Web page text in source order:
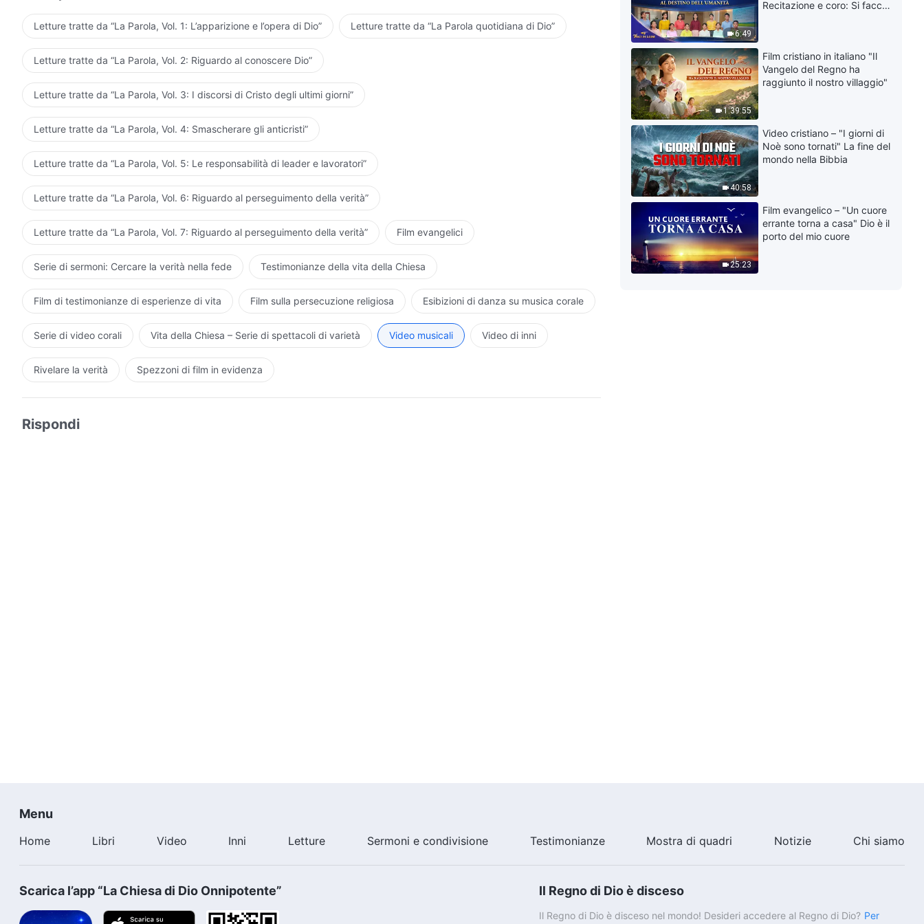
5:42
pentimento del re di Ninive
6:45
Cantico cristiano – Credere in
Dio ma non accettare la verità
significa essere un miscredente
3:40
Cantico cristiano – La prova
della vittoria di Giobbe su Satana
3:31
Cantico cristiano – Più il popolo
di Dio matura, più il gran
dragone rosso collassa
Letture tratte da “La Parola, Vol. 1: L’apparizione e l’opera di Dio” Letture tratte da “La Parola quotidiana di Dio”
Letture tratte da “La Parola, Vol. 2: Riguardo al conoscere Dio”
Letture tratte da “La Parola, Vol. 3: I discorsi di Cristo degli ultimi giorni”
Letture tratte da “La Parola, Vol. 4: Smascherare gli anticristi”
Letture tratte da “La Parola, Vol. 5: Le responsabilità di leader e lavoratori”
Letture tratte da “La Parola, Vol. 6: Riguardo al perseguimento della verità”
Letture tratte da “La Parola, Vol. 7: Riguardo al perseguimento della verità” Film evangelici
Serie di sermoni: Cercare la verità nella fede Testimonianze della vita della Chiesa
Film di testimonianze di esperienze di vita Film sulla persecuzione religiosa Esibizioni di danza su musica corale
Serie di video corali Vita della Chiesa – Serie di spettacoli di varietà Video musicali Video di inni
Rivelare la verità Spezzoni di film in evidenza
Rispondi
6:49
Recitazione e coro: Si faccia
1:39:55
Film cristiano in italiano "Il
Vangelo del Regno ha
raggiunto il nostro villaggio"
40:58
Video cristiano – "I giorni di
Noè sono tornati" La fine del
mondo nella Bibbia
25:23
Film evangelico – "Un cuore
errante torna a casa" Dio è il
porto del mio cuore
Menu
Home Libri Video Inni Letture Sermoni e condivisione Testimonianze Mostra di quadri Notizie Chi siamo
Scarica l’app “La Chiesa di Dio Onnipotente” Il Regno di Dio è disceso
Il Regno di Dio è disceso nel mondo! Desideri accedere al Regno di Dio? Per